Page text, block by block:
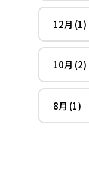
12月 (1)
10月 (2)
8月 (1)